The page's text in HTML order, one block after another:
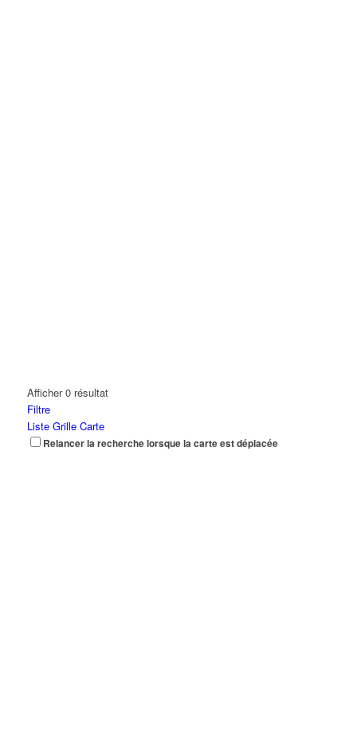
Afficher 0 résultat
Filtre
Liste Grille Carte
Relancer la recherche lorsque la carte est déplacée